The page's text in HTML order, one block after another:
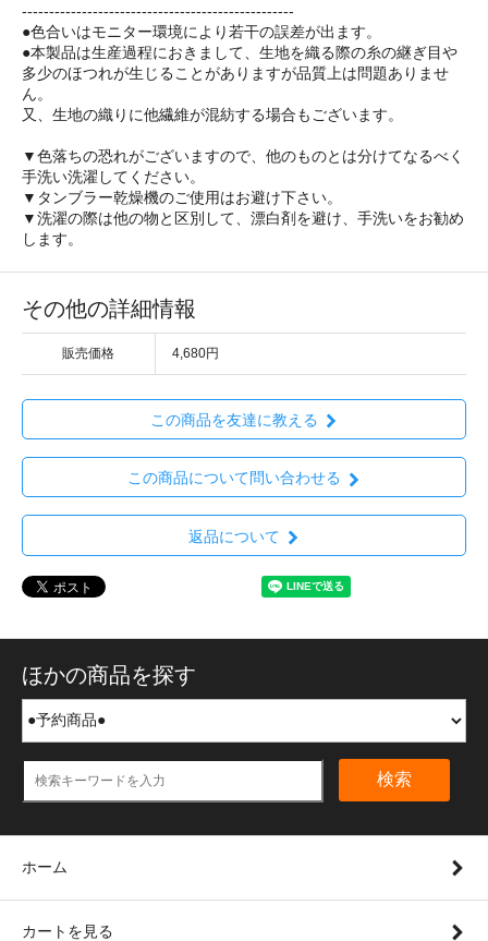
--------------------------------------------------
●色合いはモニター環境により若干の誤差が出ます。
●本製品は生産過程におきまして、生地を織る際の糸の継ぎ目や
多少のほつれが生じることがありますが品質上は問題ありませ
ん。
又、生地の織りに他繊維が混紡する場合もございます。
▼色落ちの恐れがございますので、他のものとは分けてなるべく
手洗い洗濯してください。
▼タンブラー乾燥機のご使用はお避け下さい。
▼洗濯の際は他の物と区別して、漂白剤を避け、手洗いをお勧め
します。
その他の詳細情報
販売価格 4,680円
この商品を友達に教える
この商品について問い合わせる
返品について
ほかの商品を探す
検索
ホーム
カートを見る